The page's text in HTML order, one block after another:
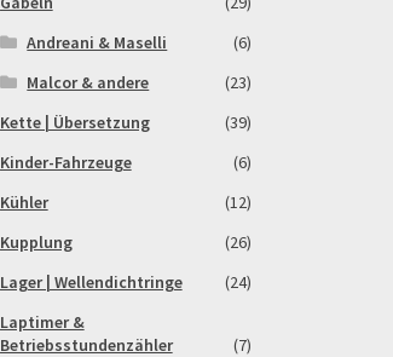
Andreani & Maselli
(6)
Malcor & andere
(23)
Kette | Übersetzung
(39)
Kinder-Fahrzeuge
(6)
Kühler
(12)
Kupplung
(26)
Lager | Wellendichtringe
(24)
Laptimer &
Betriebsstundenzähler
(7)